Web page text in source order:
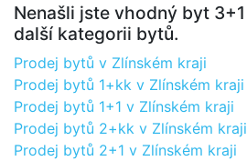
Nenašli jste vhodný byt
další kategorii bytů.
Prodej bytů v Zlínském kraji
Prodej bytů 1+kk v Zlínském kraji
Prodej bytů 1+1 v Zlínském kraji
Prodej bytů 2+kk v Zlínském kraji
Prodej bytů 2+1 v Zlínském kraji